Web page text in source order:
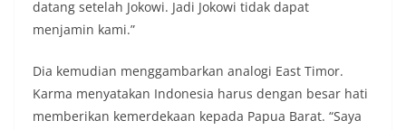
datang setelah Jokowi. Jadi Jokowi tidak dapat
menjamin kami.”
Dia kemudian menggambarkan analogi East Timor.
Karma menyatakan Indonesia harus dengan besar hati
memberikan kemerdekaan kepada Papua Barat. “Saya